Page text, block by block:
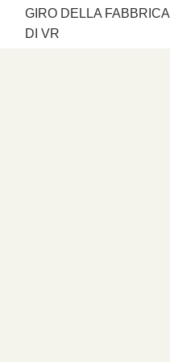
GIRO DELLA FABBRICA
DI VR